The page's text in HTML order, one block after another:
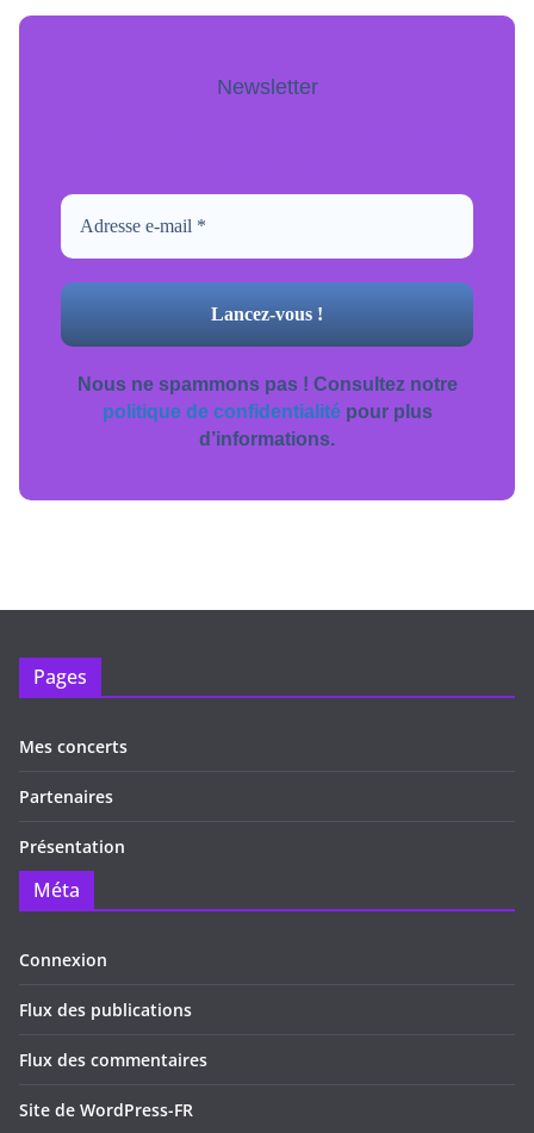
Newsletter
Nous ne spammons pas ! Consultez notre
politique de confidentialitépour plus
d’informations.
Pages
Mes concerts
Partenaires
Présentation
Méta
Connexion
Flux des publications
Flux des commentaires
Site de WordPress-FR